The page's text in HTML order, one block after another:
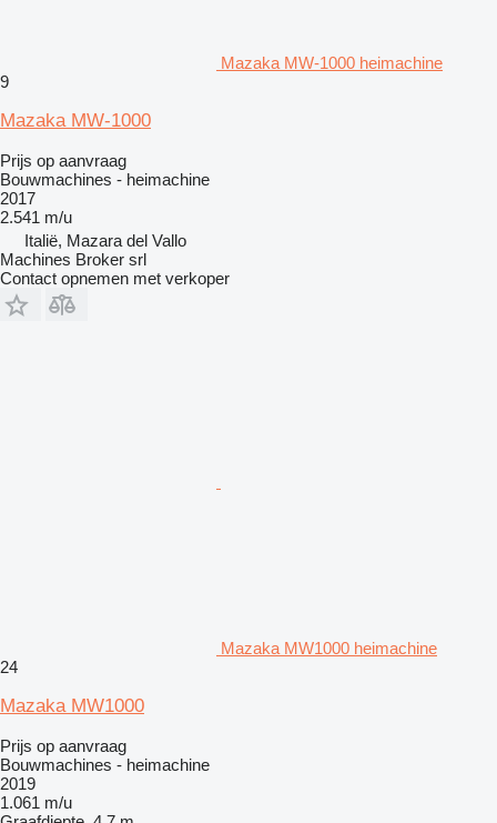
Mazaka MW-1000 heimachine
9
Mazaka MW-1000
Prijs op aanvraag
Bouwmachines - heimachine
2017
2.541 m/u
Italië, Mazara del Vallo
Machines Broker srl
Contact opnemen met verkoper
Mazaka MW1000 heimachine
24
Mazaka MW1000
Prijs op aanvraag
Bouwmachines - heimachine
2019
1.061 m/u